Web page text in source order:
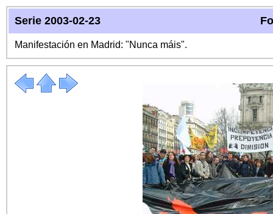
Serie 2003-02-23
Manifestación en Madrid: "Nunca máis".